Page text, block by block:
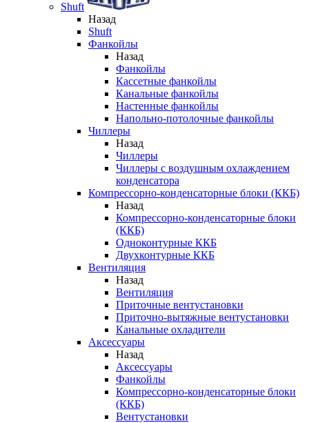
Shuft
Назад
Shuft
Фанкойлы
Назад
Фанкойлы
Кассетные фанкойлы
Канальные фанкойлы
Настенные фанкойлы
Напольно-потолочные фанкойлы
Чиллеры
Назад
Чиллеры
Чиллеры с воздушным охлаждением
конденсатора
Компрессорно-конденсаторные блоки (ККБ)
Назад
Компрессорно-конденсаторные блоки
(ККБ)
Одноконтурные ККБ
Двухконтурные ККБ
Вентиляция
Назад
Вентиляция
Приточные вентустановки
Приточно-вытяжные вентустановки
Канальные охладители
Аксессуары
Назад
Аксессуары
Фанкойлы
Компрессорно-конденсаторные блоки
(ККБ)
Вентустановки